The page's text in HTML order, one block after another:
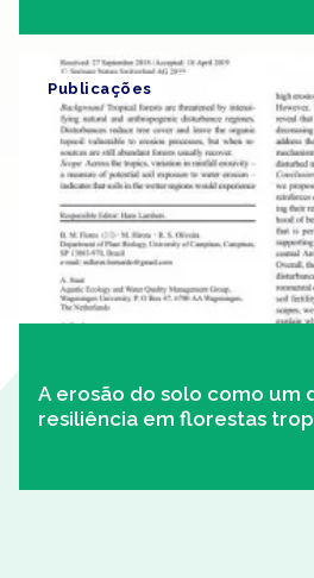
A erosão do solo como um
resiliência em florestas
Publicações